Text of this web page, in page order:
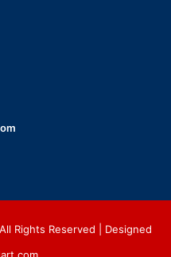
Rights Reserved | Designed